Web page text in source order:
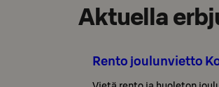
Aktuella
Rento joulunvietto